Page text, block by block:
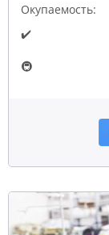
Окупаемость:
✔️
🚇